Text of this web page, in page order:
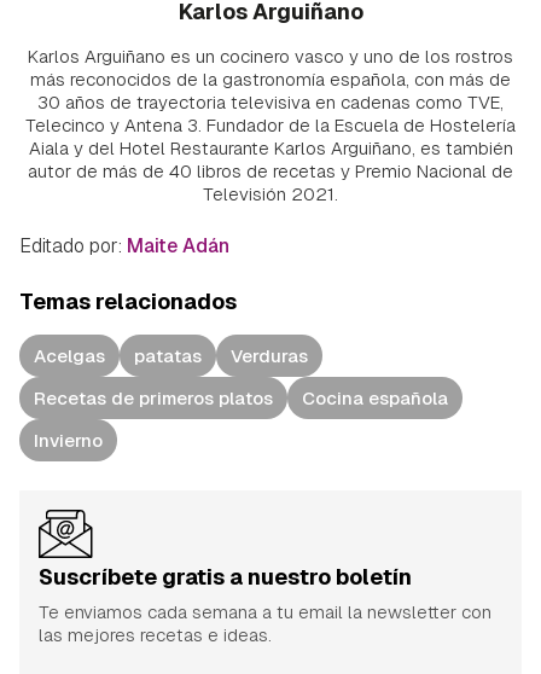
Karlos Arguiñano
Karlos Arguiñano es un cocinero vasco y uno de los rostros
más reconocidos de la gastronomía española, con más de
30 años de trayectoria televisiva en cadenas como TVE,
Telecinco y Antena 3. Fundador de la Escuela de Hostelería
Aiala y del Hotel Restaurante Karlos Arguiñano, es también
autor de más de 40 libros de recetas y Premio Nacional de
Televisión 2021.
Editado por: Maite Adán
Temas relacionados
Acelgas patatas
Verduras
Recetas de primeros platos
Cocina española
Invierno
Suscríbete gratis a nuestro boletín
Te enviamos cada semana a tu email la newsletter con
las mejores recetas e ideas.